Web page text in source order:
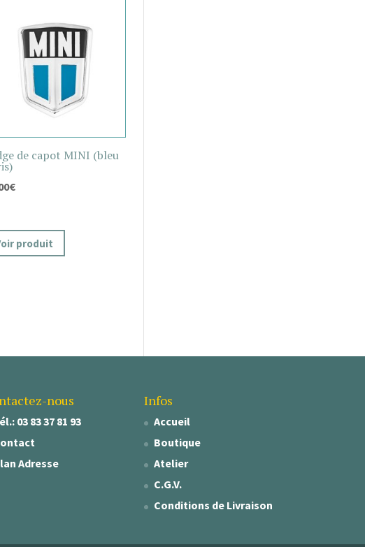
de capot MINI (bleu
€
produit
nous
03 83 37 81 93
Adresse
Infos
Accueil
Boutique
Atelier
C.G.V.
Conditions de Livraison